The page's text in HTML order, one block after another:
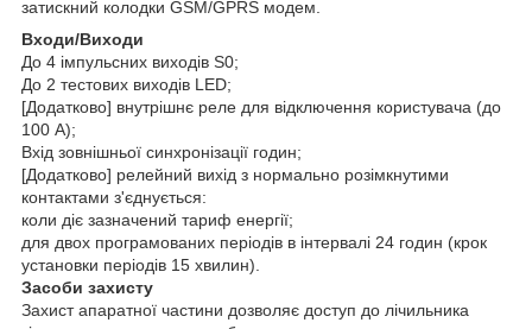
затискний колодки GSM/GPRS модем.
Входи/Виходи
До 4 імпульсних виходів S0;
До 2 тестових виходів LED;
[Додатково] внутрішнє реле для відключення користувача (до
100 А);
Вхід зовнішньої синхронізації годин;
[Додатково] релейний вихід з нормально розімкнутими
контактами з'єднується:
коли діє зазначений тариф енергії;
для двох програмованих періодів в інтервалі 24 годин (крок
установки періодів 15 хвилин).
Засоби захисту
Захист апаратної частини дозволяє доступ до лічильника